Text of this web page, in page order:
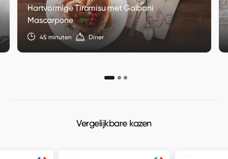
Hartvormige Tiramisu met Galbani
Mascarpone
45 minuten Diner
Vergelijkbare kazen